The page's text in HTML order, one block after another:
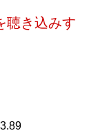
聴き込みす